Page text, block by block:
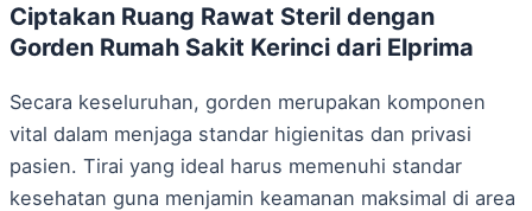
Ciptakan Ruang Rawat Steril dengan
Gorden Rumah Sakit Kerinci dari Elprima
Secara keseluruhan, gorden merupakan komponen
vital dalam menjaga standar higienitas dan privasi
pasien. Tirai yang ideal harus memenuhi standar
kesehatan guna menjamin keamanan maksimal di area